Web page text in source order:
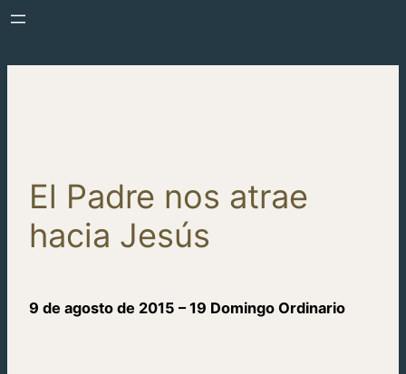
El Padre nos atrae
hacia Jesús
9 de agosto de 2015 – 19 Domingo Ordinario